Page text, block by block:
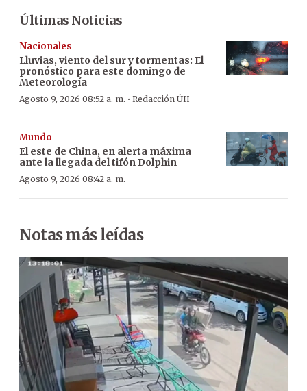
Últimas Noticias
Nacionales
Lluvias, viento del sur y tormentas: El
pronóstico para este domingo de
Meteorología
Agosto 9, 2026 08:52 a. m. · Redacción ÚH
Mundo
El este de China, en alerta máxima
ante la llegada del tifón Dolphin
Agosto 9, 2026 08:42 a. m.
Notas más leídas